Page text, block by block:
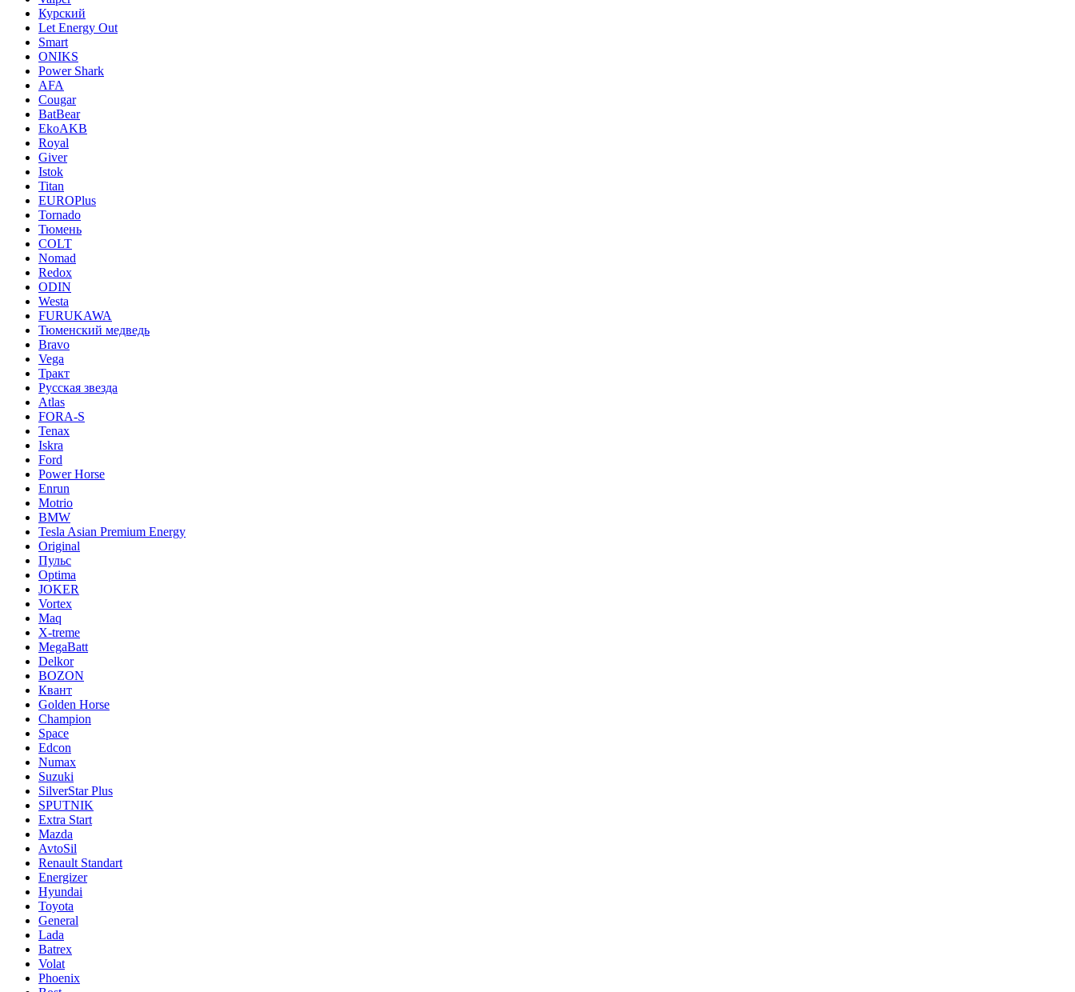
Курский
Let Energy Out
Smart
ONIKS
Power Shark
AFA
Cougar
BatBear
EkoAKB
Royal
Giver
Istok
Titan
EUROPlus
Tornado
Тюмень
COLT
Nomad
Redox
ODIN
Westa
FURUKAWA
Тюменский медведь
Bravo
Vega
Тракт
Русская звезда
Atlas
FORA-S
Tenax
Iskra
Ford
Power Horse
Enrun
Motrio
BMW
Tesla Asian Premium Energy
Original
Пульс
Optima
JOKER
Vortex
Maq
X-treme
MegaBatt
Delkor
BOZON
Квант
Golden Horse
Champion
Space
Edcon
Numax
Suzuki
SilverStar Plus
SPUTNIK
Extra Start
Mazda
AvtoSil
Renault Standart
Energizer
Hyundai
Toyota
General
Lada
Batrex
Volat
Phoenix